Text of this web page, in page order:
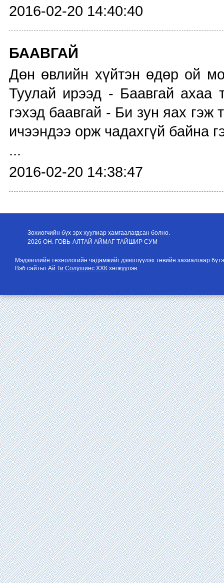
2016-02-20 14:40:40
БААВГАЙ
Дөн өвлийн хүйтэн өдөр ой
Туулай ирээд - Баавгай
гэхэд баавгай - Би зун яах
ичээндээ орж чадахгүй байна
...
2016-02-20 14:38:47
Зохиогчийн бүх эрх хуулиар хамгаалагдсан болно.
2026 ОН. ГОВЬ-АЛТАЙ АЙМАГ ТАЙШИР СУМ
Мэдээллийн технологийн чадамжийг дээшлүүлэх төвийн захиалгаар
Вэб сайтыг Ай Ти Солушинс ХХК хөгжүүлэв.